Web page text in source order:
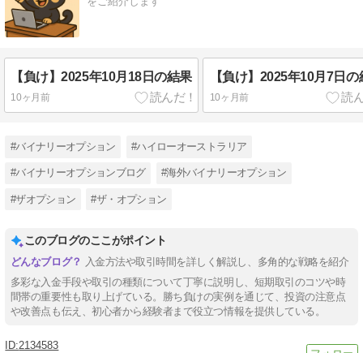
【負け】2025年10月18日の結果
10ヶ月前
【負け】2025年10月7日の
10ヶ月前
#バイナリーオプション #ハイローオーストラリア
#バイナリーオプションブログ #海外バイナリーオプション
#ザオプション #ザ・オプション
このブログのここがポイント
入金方法や取引時間を詳しく解説し、多角的な戦略を紹介
多彩な入金手段や取引の種類について丁寧に説明し、短期取引のコツや時
間帯の重要性も取り上げている。勝ち負けの実例を通じて、投資の注意点
や改善点も伝え、初心者から経験者まで役立つ情報を提供している。
2134583